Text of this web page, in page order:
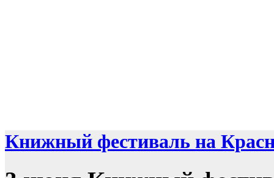
Книжный фестиваль на